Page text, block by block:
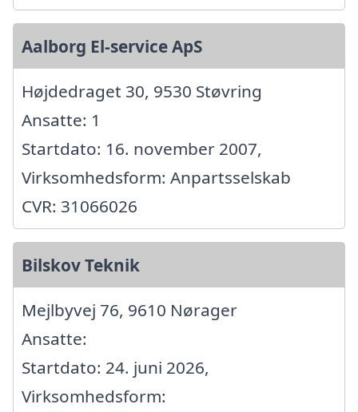
Aalborg El-service ApS
Højdedraget 30, 9530 Støvring
Ansatte: 1
Startdato: 16. november 2007,
Virksomhedsform: Anpartsselskab
CVR: 31066026
Bilskov Teknik
Mejlbyvej 76, 9610 Nørager
Ansatte:
Startdato: 24. juni 2026,
Virksomhedsform: